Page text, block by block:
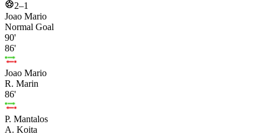
2–1
Joao Mario
Normal Goal
90'
86'
Joao Mario
R. Marin
86'
P. Mantalos
A. Koita